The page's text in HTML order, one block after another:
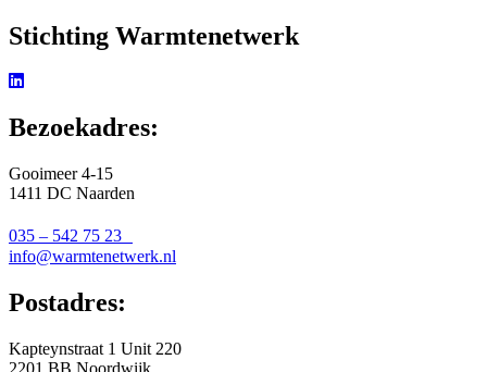
Stichting Warmtenetwerk
Bezoekadres:
Gooimeer 4-15
1411 DC Naarden
035 – 542 75 23
info@warmtenetwerk.nl
Postadres:
Kapteynstraat 1 Unit 220
2201 BB Noordwijk